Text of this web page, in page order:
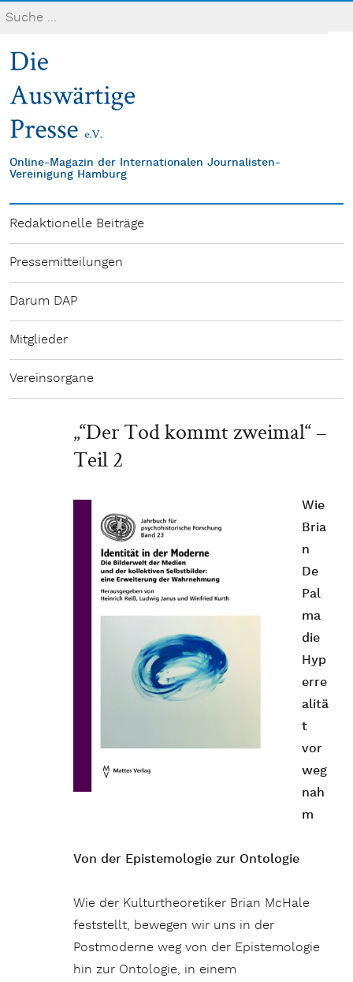
Online-Magazin der Internationalen Journalisten-
Vereinigung Hamburg
Redaktionelle Beiträge
Pressemitteilungen
Darum DAP
Mitglieder
Vereinsorgane
„“Der Tod kommt zweimal“ –
Teil 2
Wie
Bria
n
De
Pal
ma
die
Hyp
erre
alitä
t
vor
weg
nah
m
Von der Epistemologie zur Ontologie
Wie der Kulturtheoretiker Brian McHale
feststellt, bewegen wir uns in der
Postmoderne weg von der Epistemologie
hin zur Ontologie, in einem